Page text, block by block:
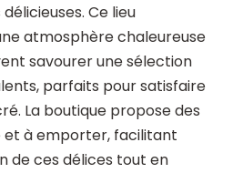
Ce lieu
atmosphère chaleureuse
savourer une sélection
parfaits pour satisfaire
La boutique propose des
et à emporter, facilitant
de ces délices tout en